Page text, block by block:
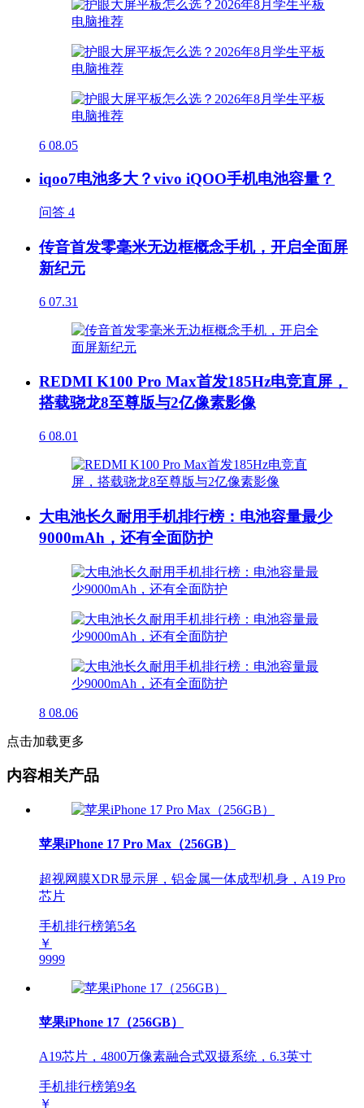
6 08.05
iqoo7电池多大？vivo iQOO手机电池容量？
问答 4
传音首发零毫米无边框概念手机，开启全面屏
新纪元
6 07.31
REDMI K100 Pro Max首发185Hz电竞直屏，
搭载骁龙8至尊版与2亿像素影像
6 08.01
大电池长久耐用手机排行榜：电池容量最少
9000mAh，还有全面防护
8 08.06
点击加载更多
内容相关产品
苹果iPhone 17 Pro Max（256GB）
超视网膜XDR显示屏，铝金属一体成型机身，A19 Pro
芯片
手机排行榜第5名
￥
9999
苹果iPhone 17（256GB）
A19芯片，4800万像素融合式双摄系统，6.3英寸
手机排行榜第9名
￥